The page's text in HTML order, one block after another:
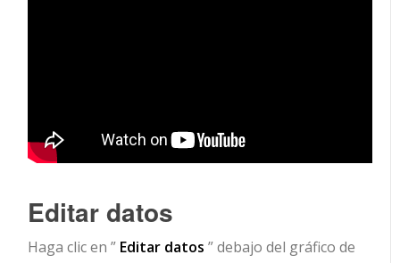
Editar datos
Haga clic en ” Editar datos ” debajo del gráfico de